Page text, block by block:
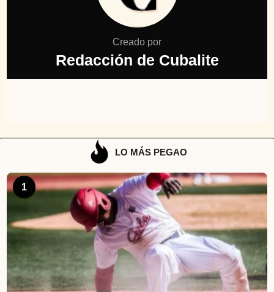
Creado por
Redacción de Cubalite
LO MÁS PEGAO
1